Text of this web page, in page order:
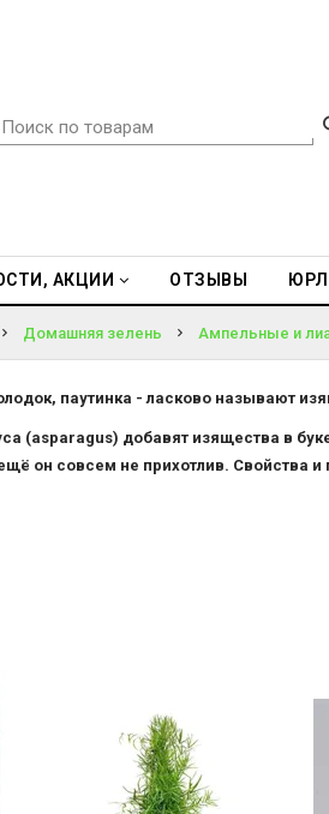
АКЦИИ ОТЗЫВЫ
Домашняя зелень Ампельные и
паутинка - ласково называют
(asparagus) добавят изящества в
он совсем не прихотлив. Свойства